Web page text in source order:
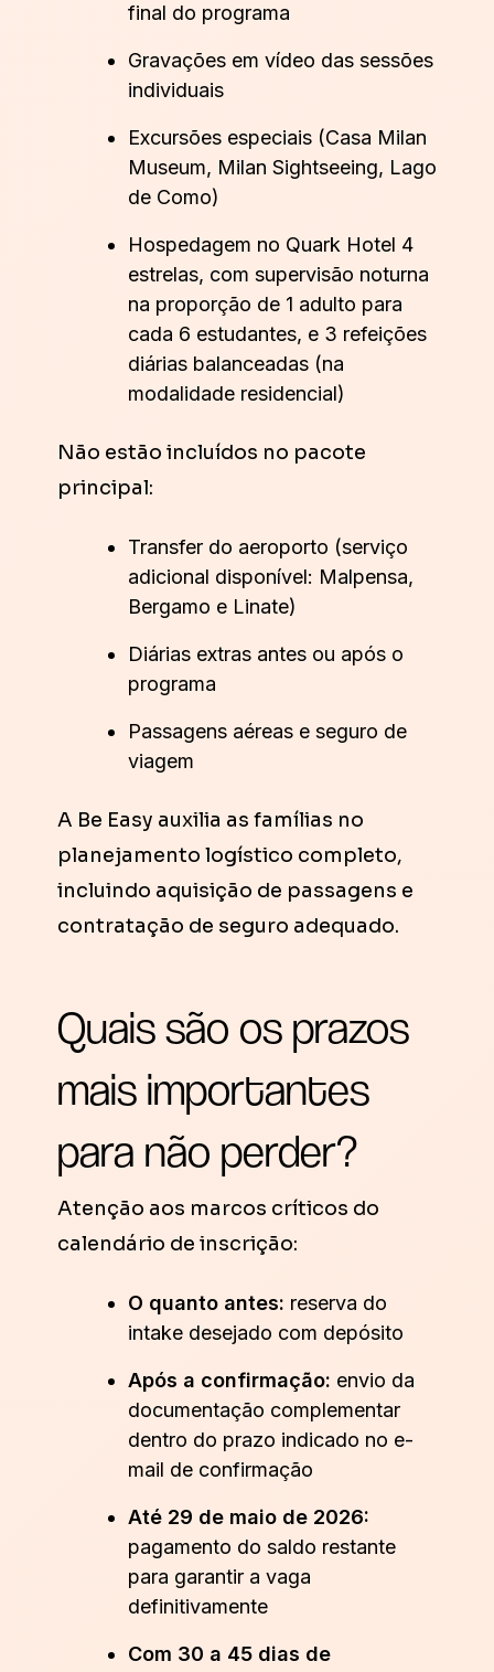
final do programa
Gravações em vídeo das sessões
individuais
Excursões especiais (Casa Milan
Museum, Milan Sightseeing, Lago
de Como)
Hospedagem no Quark Hotel 4
estrelas, com supervisão noturna
na proporção de 1 adulto para
cada 6 estudantes, e 3 refeições
diárias balanceadas (na
modalidade residencial)
Não estão incluídos no pacote
principal:
Transfer do aeroporto (serviço
adicional disponível: Malpensa,
Bergamo e Linate)
Diárias extras antes ou após o
programa
Passagens aéreas e seguro de
viagem
A Be Easy auxilia as famílias no
planejamento logístico completo,
incluindo aquisição de passagens e
contratação de seguro adequado.
Quais são os prazos
mais importantes
para não perder?
Atenção aos marcos críticos do
calendário de inscrição:
O quanto antes: reserva do
intake desejado com depósito
Após a confirmação: envio da
documentação complementar
dentro do prazo indicado no e-
mail de confirmação
Até 29 de maio de 2026:
pagamento do saldo restante
para garantir a vaga
definitivamente
Com 30 a 45 dias de